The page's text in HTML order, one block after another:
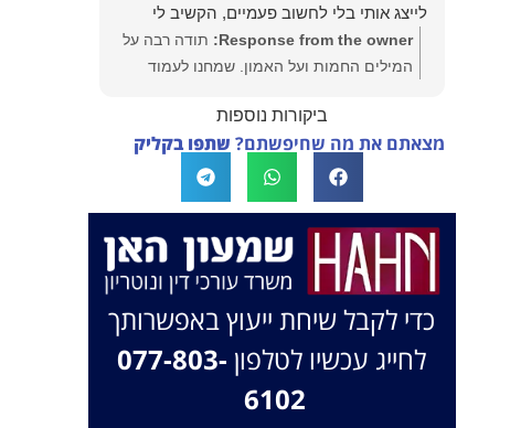
לייצג אותי בלי לחשוב פעמיים, הקשיב לי
ולקח את התיק שלי פרו בונו מכל הלב.
Response from the owner:
תודה רבה על
המילים החמות ועל האמון. שמחנו לעמוד
המון הצלחה בהמשך. תמיד כאן בשבילך.
בברכה, משרד עו"ד שמעון האן ונוטריון
ביקורות נוספות
מצאתם את מה שחיפשתם? שתפו בקליק
כדי לקבל שיחת ייעוץ באפשרותך
לחייג עכשיו לטלפון 077-803-
6102